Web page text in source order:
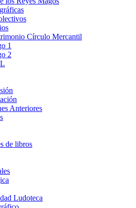
Círculo Mercantil
1
2
Anteriores
de libros
Ludoteca